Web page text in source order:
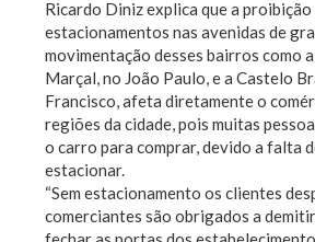
Ricardo Diniz explica que a proibição
estacionamentos nas avenidas de
movimentação desses bairros como
Marçal, no João Paulo, e a Castelo
Francisco, afeta diretamente o
regiões da cidade, pois muitas
o carro para comprar, devido a falta
estacionar.
“Sem estacionamento os clientes
comerciantes são obrigados a